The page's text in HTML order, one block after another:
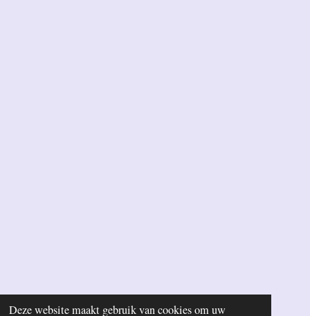
Deze website maakt gebruik van cookies om uw